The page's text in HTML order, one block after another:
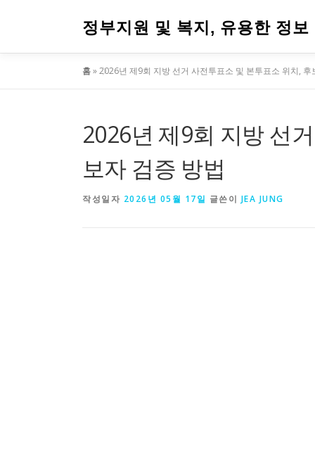
로
정부지원 및 복지, 유용한 정보
홈»2026년 제9회 지방 선거 사전투표소 및 본투표소 위치, 후
2026년 제9회 지방 선
보자 검증 방법
작성일자 2026년 05월 17일 글쓴이 JEA JUNG